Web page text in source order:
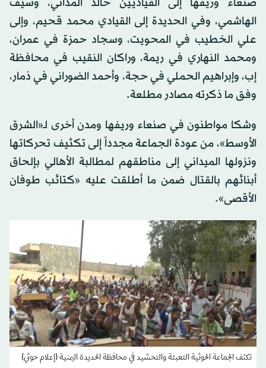
الهاشمي، وفي الحديدة إلى القيادي محمد قحيم، وإلى
علي الخطيب في المحويت، وسجاد حمزة في عمران،
ومحمد النهاري في ريمة، وراكان النقيب في محافظة
إب، وإبراهيم الحملي في حجة، وأحمد الضوراني في ذمار،
وفق ما ذكرته مصادر مطلعة.
وشكا مواطنون في صنعاء وريفها ومدن أخرى لـ«الشرق
الأوسط»، من عودة الجماعة مجدداً إلى تكثيف تحركاتها
ونزولها الميداني إلى مناطقهم لمطالبة الأهالي بإلحاق
أبنائهم بالقتال ضمن ما أطلقت عليه «كتائب طوفان
الأقصى».
تكثف الجماعة الحوثية التعبئة والتحشيد في محافظة الحديدة اليمنية (إعلام حوثي)